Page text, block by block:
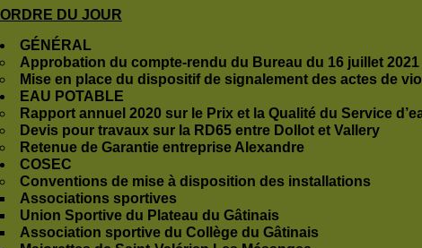
ORDRE DU JOUR
GÉNÉRAL
Approbation du compte-rendu du Bureau du 16 juillet 2021
Mise en place du dispositif de signalement des actes de
EAU POTABLE
Rapport annuel 2020 sur le Prix et la Qualité du Service
Devis pour travaux sur la RD65 entre Dollot et Vallery
Retenue de Garantie entreprise Alexandre
COSEC
Conventions de mise à disposition des installations
Associations sportives
Union Sportive du Plateau du Gâtinais
Association sportive du Collège du Gâtinais